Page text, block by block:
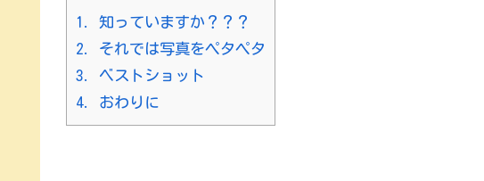
1.
知っていますか？？？
2.
それでは写真をペタペタ
3.
ベストショット
4.
おわりに